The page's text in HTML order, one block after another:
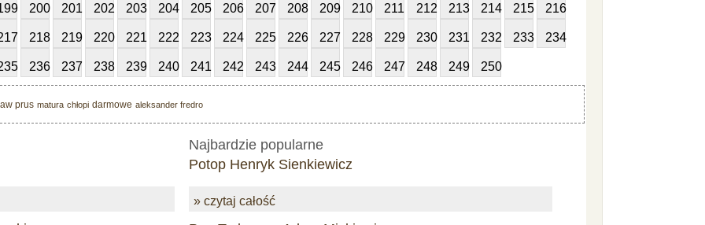
200 201 202 203 204 205 206 207 208 209 210 211 212 213 214 215 216
218 219 220 221 222 223 224 225 226 227 228 229 230 231 232 233 234
236 237 238 239 240 241 242 243 244 245 246 247 248 249 250
prus matura chłopi darmowe aleksander fredro
Najbardzie popularne
Potop Henryk Sienkiewicz
» czytaj całość